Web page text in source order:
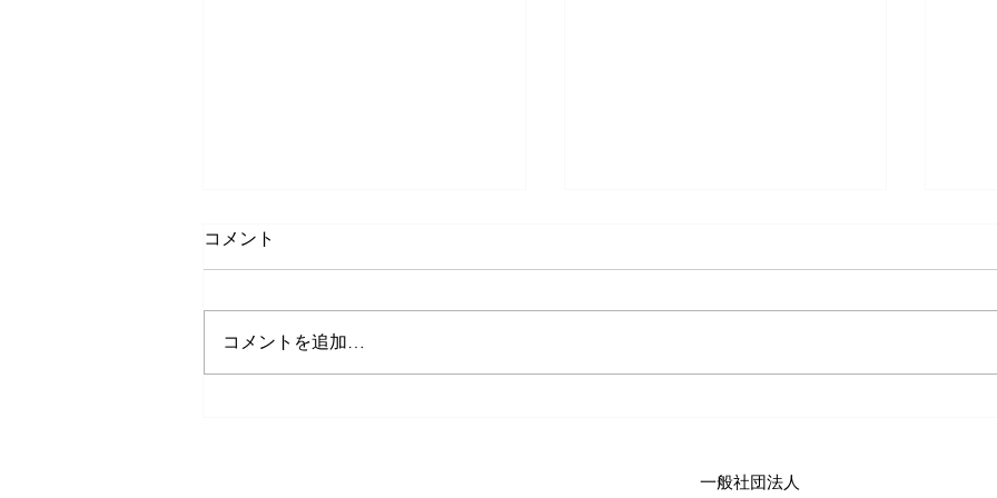
コメント
コメントを追加…
一般社団法人